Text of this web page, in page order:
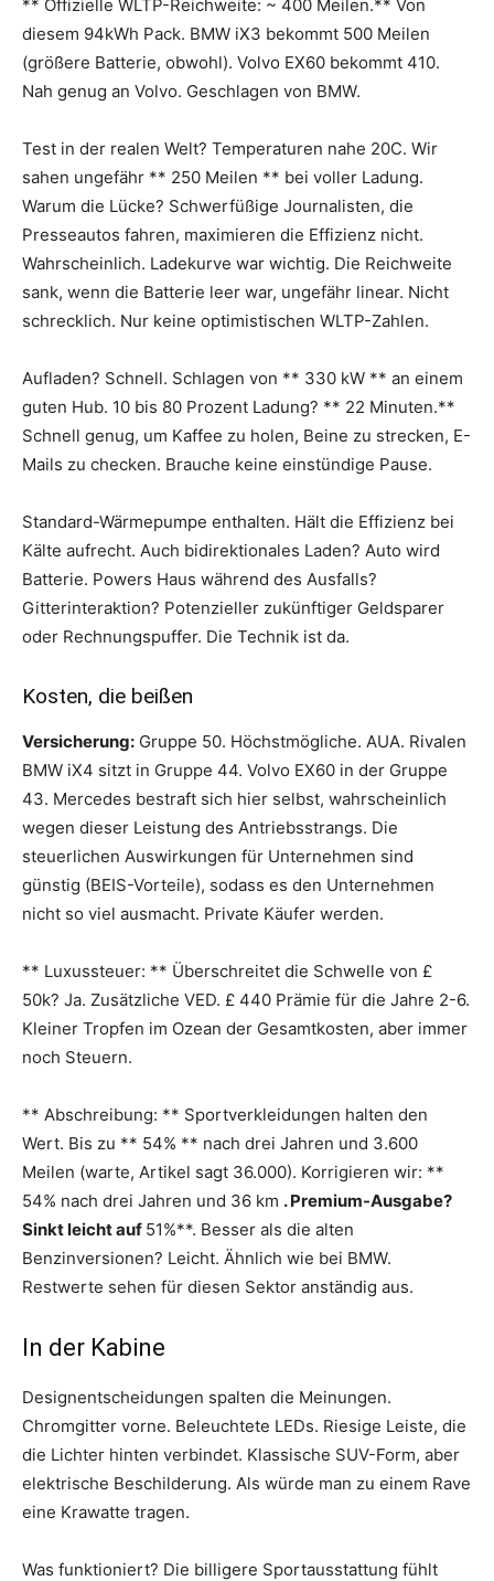
** Offizielle WLTP-Reichweite: ~ 400 Meilen.** Von
diesem 94kWh Pack. BMW iX3 bekommt 500 Meilen
(größere Batterie, obwohl). Volvo EX60 bekommt 410.
Nah genug an Volvo. Geschlagen von BMW.
Test in der realen Welt? Temperaturen nahe 20C. Wir
sahen ungefähr ** 250 Meilen ** bei voller Ladung.
Warum die Lücke? Schwerfüßige Journalisten, die
Presseautos fahren, maximieren die Effizienz nicht.
Wahrscheinlich. Ladekurve war wichtig. Die Reichweite
sank, wenn die Batterie leer war, ungefähr linear. Nicht
schrecklich. Nur keine optimistischen WLTP-Zahlen.
Aufladen? Schnell. Schlagen von ** 330 kW ** an einem
guten Hub. 10 bis 80 Prozent Ladung? ** 22 Minuten.**
Schnell genug, um Kaffee zu holen, Beine zu strecken, E-
Mails zu checken. Brauche keine einstündige Pause.
Standard-Wärmepumpe enthalten. Hält die Effizienz bei
Kälte aufrecht. Auch bidirektionales Laden? Auto wird
Batterie. Powers Haus während des Ausfalls?
Gitterinteraktion? Potenzieller zukünftiger Geldsparer
oder Rechnungspuffer. Die Technik ist da.
Kosten, die beißen
Versicherung: Gruppe 50. Höchstmögliche. AUA. Rivalen
BMW iX4 sitzt in Gruppe 44. Volvo EX60 in der Gruppe
43. Mercedes bestraft sich hier selbst, wahrscheinlich
wegen dieser Leistung des Antriebsstrangs. Die
steuerlichen Auswirkungen für Unternehmen sind
günstig (BEIS-Vorteile), sodass es den Unternehmen
nicht so viel ausmacht. Private Käufer werden.
** Luxussteuer: ** Überschreitet die Schwelle von £
50k? Ja. Zusätzliche VED. £ 440 Prämie für die Jahre 2-6.
Kleiner Tropfen im Ozean der Gesamtkosten, aber immer
noch Steuern.
** Abschreibung: ** Sportverkleidungen halten den
Wert. Bis zu ** 54% ** nach drei Jahren und 3.600
Meilen (warte, Artikel sagt 36.000). Korrigieren wir: **
54% nach drei Jahren und 36 km . Premium-Ausgabe?
Sinkt leicht auf 51%**. Besser als die alten
Benzinversionen? Leicht. Ähnlich wie bei BMW.
Restwerte sehen für diesen Sektor anständig aus.
In der Kabine
Designentscheidungen spalten die Meinungen.
Chromgitter vorne. Beleuchtete LEDs. Riesige Leiste, die
die Lichter hinten verbindet. Klassische SUV-Form, aber
elektrische Beschilderung. Als würde man zu einem Rave
eine Krawatte tragen.
Was funktioniert? Die billigere Sportausstattung fühlt